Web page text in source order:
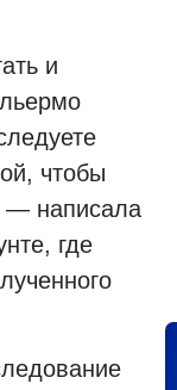
и
чтобы
— написала
где